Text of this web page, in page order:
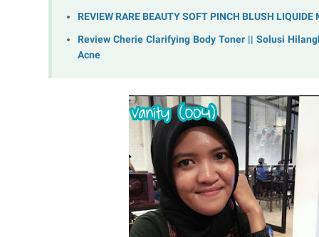
REVIEW RARE BEAUTY SOFT PINCH BLUSH LIQUIDE
Review Cherie Clarifying Body Toner || Solusi
Acne